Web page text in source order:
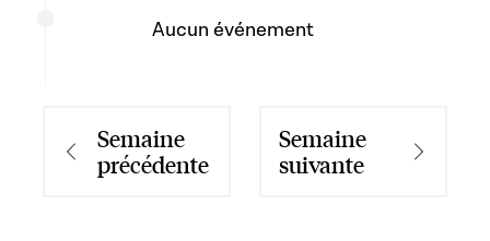
Aucun événement
Semaine
précédente
Semaine précédente
Semaine
suivanteSemaine